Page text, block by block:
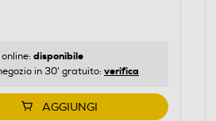
disponibile
in 30' gratuito: verifica
AGGIUNGI